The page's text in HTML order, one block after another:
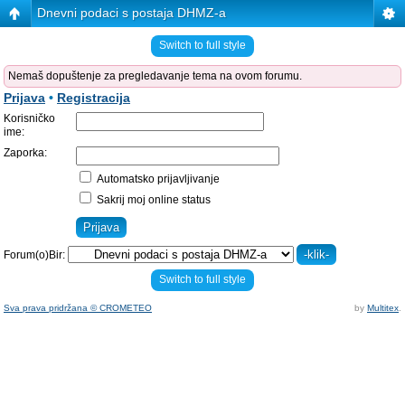
Dnevni podaci s postaja DHMZ-a
Switch to full style
Nemaš dopuštenje za pregledavanje tema na ovom forumu.
Prijava • Registracija
Korisničko
ime:
Zaporka:
Automatsko prijavljivanje
Sakrij moj online status
Forum(o)Bir:
Switch to full style
Sva prava pridržana © CROMETEO by Multitex